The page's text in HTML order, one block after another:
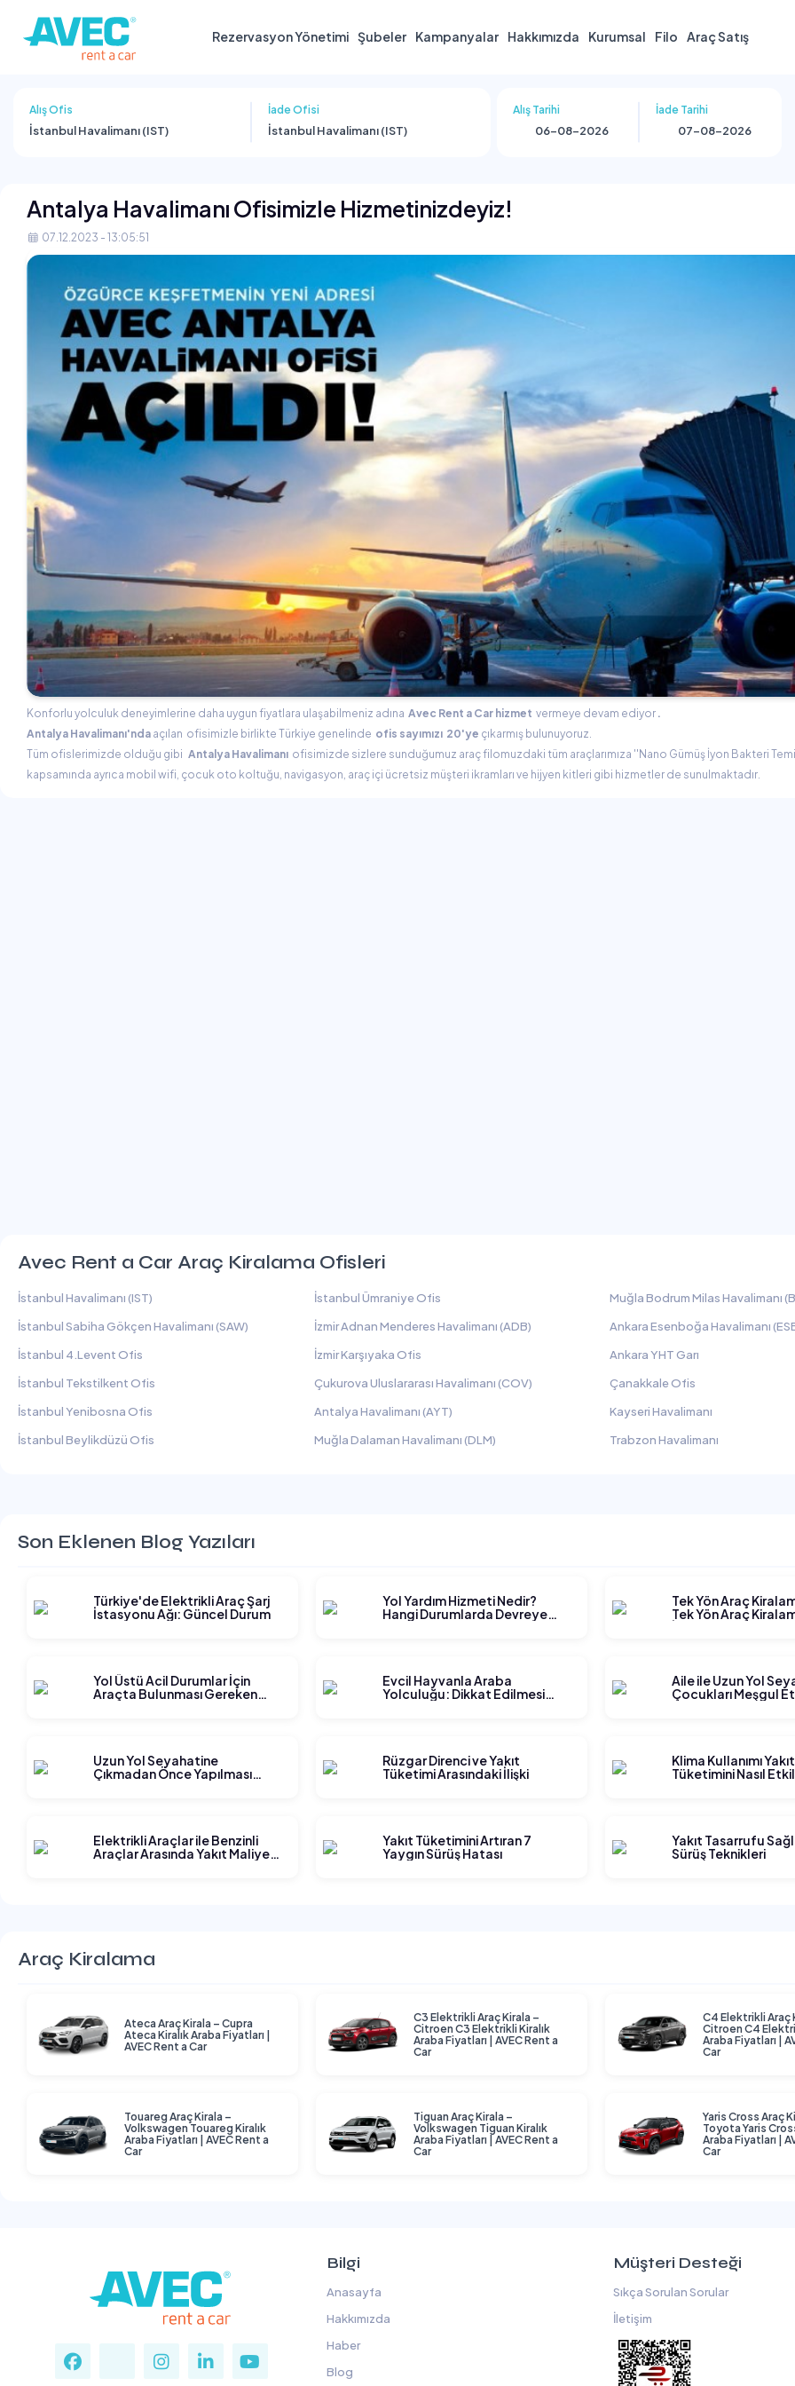
Rezervasyon Yönetimi Şubeler Kampanyalar Hakkımızda Kurumsal Filo Araç Satış
Alış Ofis
İstanbul Havalimanı (IST)
İade Ofisi
İstanbul Havalimanı (IST)
Alış Tarihi İade Tarihi
Antalya Havalimanı Ofisimizle Hizmetinizdeyiz!
07.12.2023 - 13:05:51
Konforlu yolculuk deneyimlerine daha uygun fiyatlara ulaşabilmeniz adına Avec Rent a Car hizmet vermeye devam ediyor .
Antalya Havalimanı'nda açılan ofisimizle birlikte Türkiye genelinde ofis sayımızı 20'ye çıkarmış bulunuyoruz.
Tüm ofislerimizde olduğu gibi Antalya Havalimanı ofisimizde sizlere sunduğumuz araç filomuzdaki tüm araçlarımıza ''Nano Gümüş İyon Bakteri
kapsamında ayrıca mobil wifi, çocuk oto koltuğu, navigasyon, araç içi ücretsiz müşteri ikramları ve hijyen kitleri gibi hizmetler de sunulmaktadır.
Avec Rent a Car Araç Kiralama Ofisleri
İstanbul Havalimanı (IST)
İstanbul Sabiha Gökçen Havalimanı (SAW)
İstanbul 4.Levent Ofis
İstanbul Tekstilkent Ofis
İstanbul Yenibosna Ofis
İstanbul Beylikdüzü Ofis
İstanbul Ümraniye Ofis
İzmir Adnan Menderes Havalimanı (ADB)
İzmir Karşıyaka Ofis
Çukurova Uluslararası Havalimanı (COV)
Antalya Havalimanı (AYT)
Muğla Dalaman Havalimanı (DLM)
Muğla Bodrum Milas Havalimanı
Ankara Esenboğa Havalimanı
Ankara YHT Garı
Çanakkale Ofis
Kayseri Havalimanı
Trabzon Havalimanı
Son Eklenen Blog Yazıları
Türkiye'de Elektrikli Araç Şarj
İstasyonu Ağı: Güncel Durum
Yol Yardım Hizmeti Nedir?
Hangi Durumlarda Devreye
Tek Yön Araç
Tek Yön Araç
Yol Üstü Acil Durumlar İçin
Araçta Bulunması Gereken
Evcil Hayvanla Araba
Yolculuğu: Dikkat Edilmesi
Aile ile Uzun Yol
Çocukları Meşgul
Uzun Yol Seyahatine
Çıkmadan Önce Yapılması
Rüzgar Direnci ve Yakıt
Tüketimi Arasındaki İlişki
Klima Kullanımı Yakıt
Tüketimini Nasıl
Elektrikli Araçlar ile Benzinli
Araçlar Arasında Yakıt Maliyeti
Yakıt Tüketimini Artıran 7
Yaygın Sürüş Hatası
Yakıt Tasarrufu
Sürüş Teknikleri
Araç Kiralama
Ateca Araç Kirala – Cupra
Ateca Kiralık Araba Fiyatları |
AVEC Rent a Car
C3 Elektrikli Araç Kirala –
Citroen C3 Elektrikli Kiralık
Araba Fiyatları | AVEC Rent a
Car
C4 Elektrikli Araç
Citroen C4
Araba Fiyatları |
Car
Touareg Araç Kirala –
Volkswagen Touareg Kiralık
Araba Fiyatları | AVEC Rent a
Car
Tiguan Araç Kirala –
Volkswagen Tiguan Kiralık
Araba Fiyatları | AVEC Rent a
Car
Yaris Cross Araç
Toyota Yaris
Araba Fiyatları |
Car
Bilgi
Anasayfa
Hakkımızda
Haber
Blog
Müşteri Desteği
Sıkça Sorulan Sorular
İletişim